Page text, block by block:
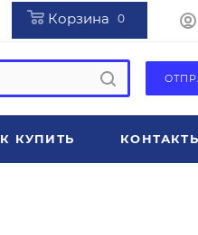
Корзина 0
КУПИТЬ